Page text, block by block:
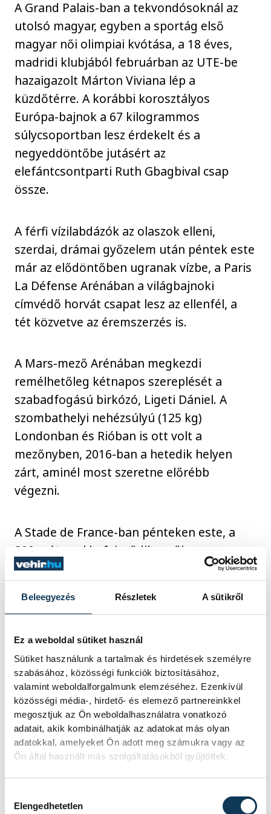
Beleegyezés Részletek A sütikről
Ez a weboldal sütiket használ
Sütiket használunk a tartalmak és hirdetések személyre
szabásához, közösségi funkciók biztosításához,
valamint weboldalforgalmunk elemzéséhez. Ezenkívül
közösségi média-, hirdető- és elemező partnereinkkel
megosztjuk az Ön weboldalhasználatra vonatkozó
adatait, akik kombinálhatják az adatokat más olyan
adatokkal, amelyeket Ön adott meg számukra vagy az
Ön által használt más szolgáltatásokból gyűjtöttek.
Elengedhetetlen
A Grand Palais-ban a tekvondósoknál az
utolsó magyar, egyben a sportág első
magyar női olimpiai kvótása, a 18 éves,
madridi klubjából februárban az UTE-be
hazaigazolt Márton Viviana lép a
küzdőtérre. A korábbi korosztályos
Európa-bajnok a 67 kilogrammos
súlycsoportban lesz érdekelt és a
negyeddöntőbe jutásért az
elefántcsontparti Ruth Gbagbival csap
össze.
A férfi vízilabdázók az olaszok elleni,
szerdai, drámai győzelem után péntek este
már az elődöntőben ugranak vízbe, a Paris
La Défense Arénában a világbajnoki
címvédő horvát csapat lesz az ellenfél, a
tét közvetve az éremszerzés is.
A Mars-mező Arénában megkezdi
remélhetőleg kétnapos szereplését a
szabadfogású birkózó, Ligeti Dániel. A
szombathelyi nehézsúlyú (125 kg)
Londonban és Rióban is ott volt a
mezőnyben, 2016-ban a hetedik helyen
zárt, aminél most szeretne előrébb
végezni.
A Stade de France-ban pénteken este, a
800 méterrel befejeződik a női
hétpróbázók küzdelme Krizsán Xéniával és
Nemes Ritával a mezőnyben, míg az
öttusázóknál a férfi elődöntőre kerül sor a
mezőnyben az egyformán olimpiai újonc
Bőhm Csabával és Szép Balázzsal. A
magyar versenyzők közül Bőhm friss
világbajnokként, Szép pedig vb-
ezüstérmesként versenyez a francia
fővárosban.
Ha a ritmikus gimnasztikázó Pigniczki
és bejut a legjobb tíz közé, akkor pénteken